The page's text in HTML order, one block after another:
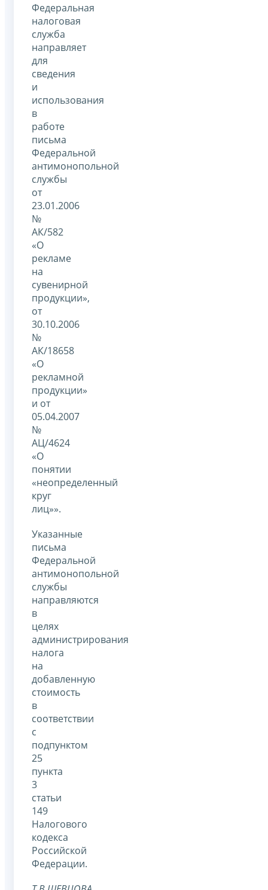
Федеральная
налоговая
служба
направляет
для
сведения
и
использования
в
работе
письма
Федеральной
антимонопольной
службы
от
23.01.2006
№
АК/582
«О
рекламе
на
сувенирной
продукции»,
от
30.10.2006
№
АК/18658
«О
рекламной
продукции»
и от
05.04.2007
№
АЦ/4624
«О
понятии
«неопределенный
круг
лиц»».
Указанные
письма
Федеральной
антимонопольной
службы
направляются
в
целях
администрирования
налога
на
добавленную
стоимость
в
соответствии
с
подпунктом
25
пункта
3
статьи
149
Налогового
кодекса
Российской
Федерации.